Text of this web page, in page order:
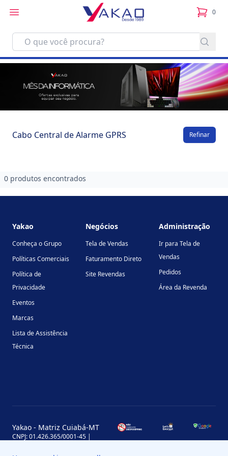
0
itens
Cabo Central de Alarme GPRS Refinar
0 produtos encontrados
Yakao
Conheça o Grupo
Políticas Comerciais
Política de
Privacidade
Eventos
Marcas
Lista de Assistência
Técnica
Negócios
Tela de Vendas
Faturamento Direto
Site Revendas
Administração
Ir para Tela de
Vendas
Pedidos
Área da Revenda
Yakao - Matriz Cuiabá-MT
CNPJ: 01.426.365/0001-45 |